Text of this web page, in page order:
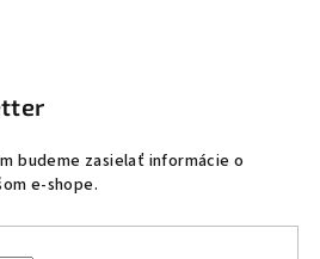
budeme zasielať informácie o
e-shope.